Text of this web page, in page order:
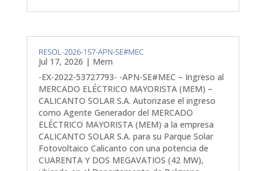
RESOL-2026-157-APN-SE#MEC
Jul 17, 2026 | Mem
-EX-2022-53727793- -APN-SE#MEC – Ingreso al
MERCADO ELÉCTRICO MAYORISTA (MEM) –
CALICANTO SOLAR S.A. Autorizase el ingreso
como Agente Generador del MERCADO
ELÉCTRICO MAYORISTA (MEM) a la empresa
CALICANTO SOLAR S.A. para su Parque Solar
Fotovoltaico Calicanto con una potencia de
CUARENTA Y DOS MEGAVATIOS (42 MW),